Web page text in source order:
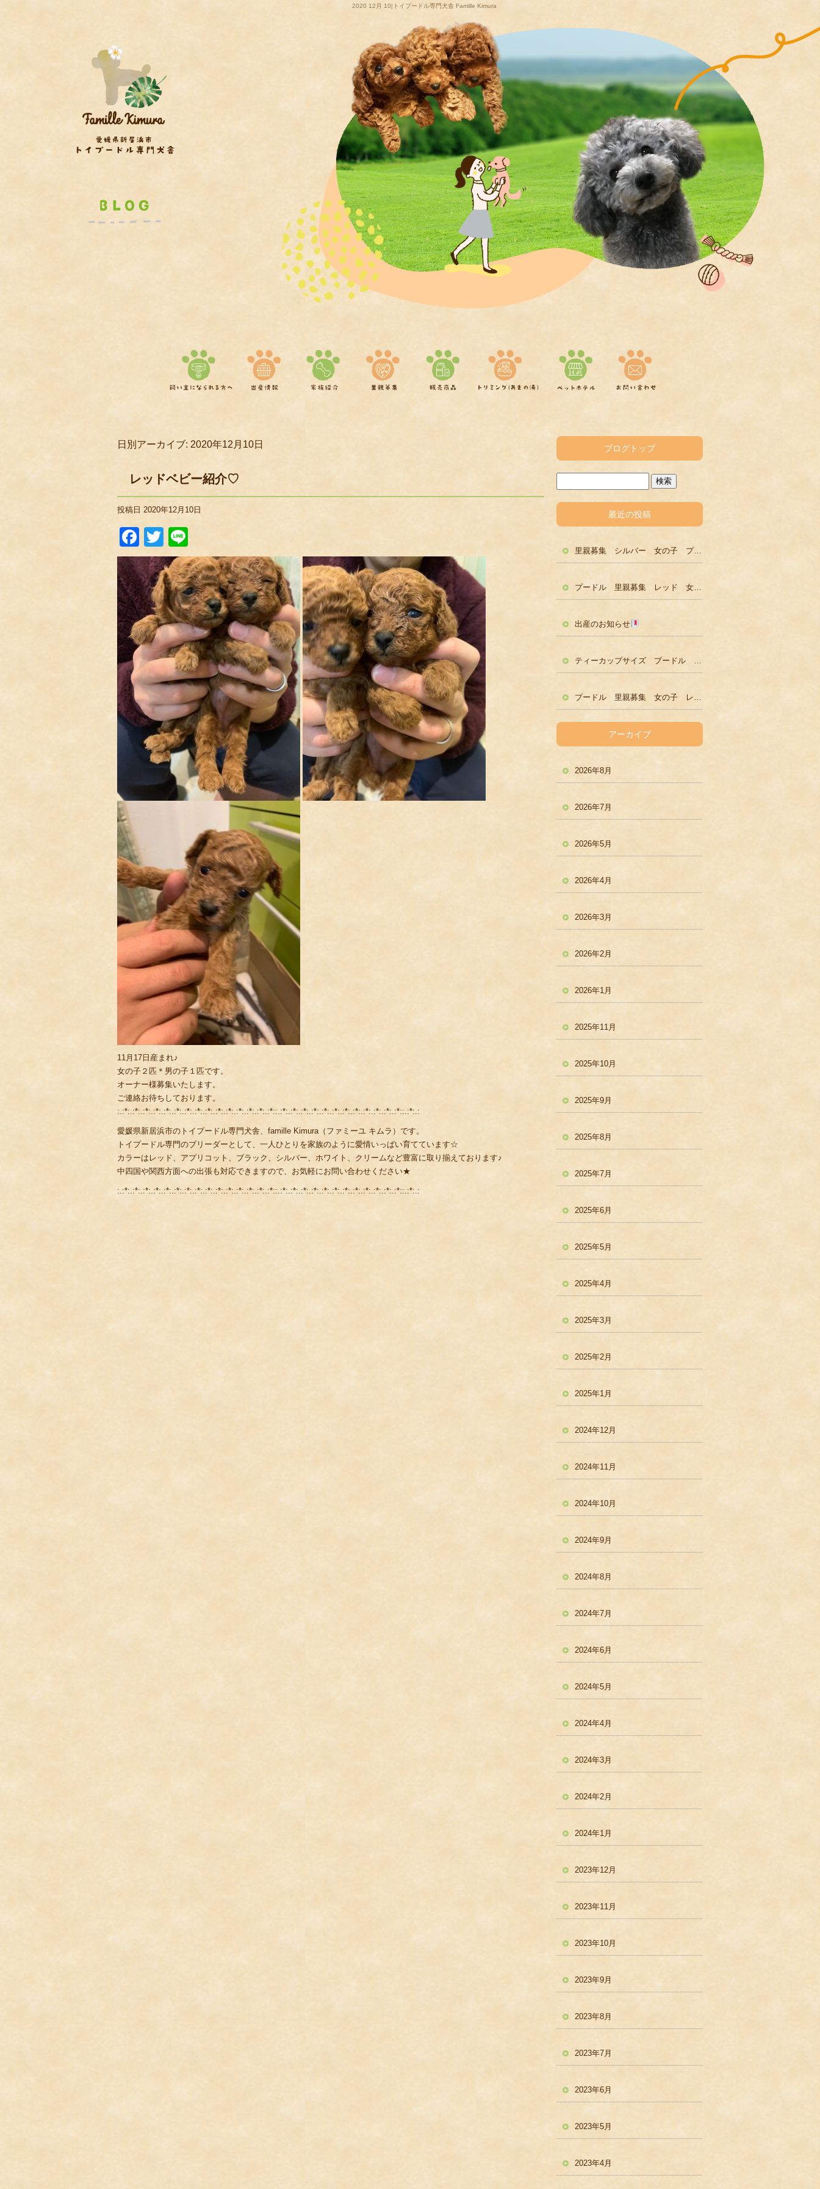
2020 12月 10|トイプードル専門犬舎 Famille Kimura
日別アーカイブ: 2020年12月10日
レッドベビー紹介♡
投稿日 2020年12月10日
Facebook
Twitter
11月17日産まれ♪
女の子２匹＊男の子１匹です。
オーナー様募集いたします。
ご連絡お待ちしております。
:.:*:.:*:.:*:.:*:.:*:.:*:.:*:.:*:.:*:.:*:.:*:.:*:.:*:.:*:.:*::.:*:.:*:.:*:.:*:.:*:.:*:.:*:.:*:.:*:.:*:.:*:.:*::.:*:.:
愛媛県新居浜市のトイプードル専門犬舎、famille Kimura（ファミーユ キムラ）です。
トイプードル専門のブリーダーとして、一人ひとりを家族のように愛情いっぱい育てています☆
カラーはレッド、アプリコット、ブラック、シルバー、ホワイト、クリームなど豊富に取り揃えております♪
中四国や関西方面への出張も対応できますので、お気軽にお問い合わせください★
:.:*:.:*:.:*:.:*:.:*:.:*:.:*:.:*:.:*:.:*:.:*:.:*:.:*:.:*:.:*::.:*:.:*:.:*:.:*:.:*:.:*:.:*:.:*:.:*:.:*:.:*:.:*::.:*:.:
ブログトップ
最近の投稿
里親募集 シルバー 女の子 プードル かわいい
プードル 里親募集 レッド 女の子 かわいい
出産のお知らせ
ティーカップサイズ プードル レッド男の子 ２歳
プードル 里親募集 女の子 レッド
アーカイブ
2026年8月
2026年7月
2026年5月
2026年4月
2026年3月
2026年2月
2026年1月
2025年11月
2025年10月
2025年9月
2025年8月
2025年7月
2025年6月
2025年5月
2025年4月
2025年3月
2025年2月
2025年1月
2024年12月
2024年11月
2024年10月
2024年9月
2024年8月
2024年7月
2024年6月
2024年5月
2024年4月
2024年3月
2024年2月
2024年1月
2023年12月
2023年11月
2023年10月
2023年9月
2023年8月
2023年7月
2023年6月
2023年5月
2023年4月